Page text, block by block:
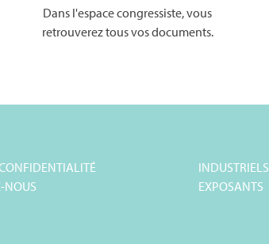
Dans l'espace congressiste, vous
retrouverez tous vos documents.
NOUS
INDUSTRIELS
EXPOSANTS